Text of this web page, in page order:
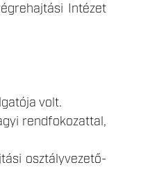
Intézet
volt.
rendfokozattal,
osztályvezető-